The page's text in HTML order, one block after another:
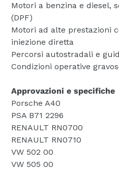
Motori a benzina e diesel,
(DPF)
Motori ad alte prestazioni
iniezione diretta
Percorsi autostradali e
Condizioni operative
Approvazioni e specifiche
Porsche A40
PSA B71 2296
RENAULT RN0700
RENAULT RN0710
VW 502 00
VW 505 00